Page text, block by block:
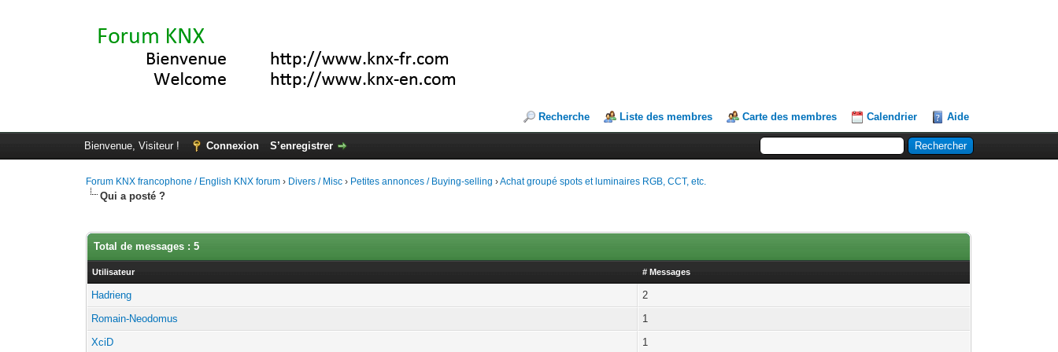
Recherche Liste des membres Carte des membres Calendrier Aide
Bienvenue, Visiteur ! Connexion S’enregistrer
Forum KNX francophone / English KNX forum › Divers / Misc › Petites annonces / Buying-selling ›Achat groupé spots et luminaires RGB, CCT, etc.
Qui a posté ?
Total de messages : 5
Utilisateur # Messages
Hadrieng
2
Romain-Neodomus
1
XciD
1